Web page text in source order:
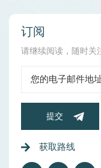
订阅
请继续阅读，随时关
提交
获取路线